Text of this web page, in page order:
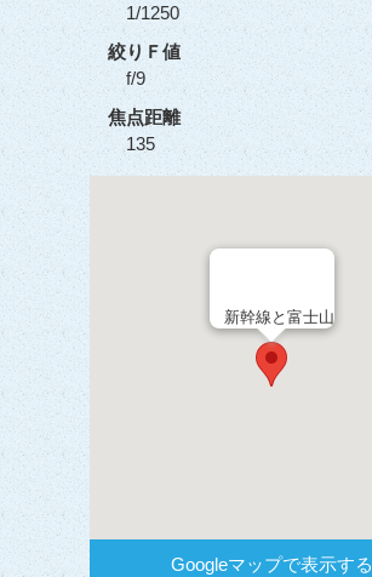
1/1250
絞りＦ値
f/9
焦点距離
135
新幹線と富士山
Googleマップで表示する